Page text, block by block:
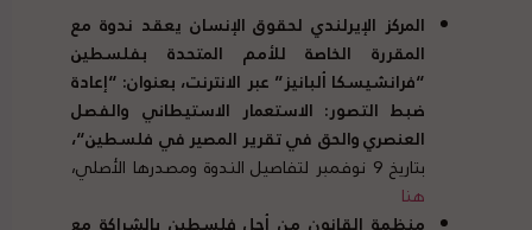
المركز الإيرلندي لحقوق الإنسان يعقد ندوة مع
المقررة الخاصة للأمم المتحدة بفلسطين
“فرانشيسكا ألبانيز” عبر الانترنت، بعنوان: “إعادة
ضبط التصور: الاستعمار الاستيطاني والفصل
العنصري والحق في تقرير المصير في فلسطين“،
بتاريخ 9 نوفمبر لتفاصيل الندوة ومصدرها الأصلي،
هنا